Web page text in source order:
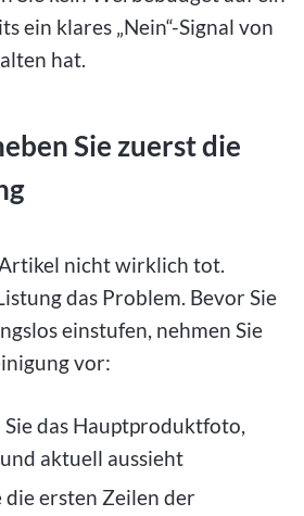
ein klares „Nein“-Signal von
hat.
Sie zuerst die
nicht wirklich tot.
das Problem. Bevor Sie
einstufen, nehmen Sie
vor:
das Hauptproduktfoto,
aktuell aussieht
die ersten Zeilen der